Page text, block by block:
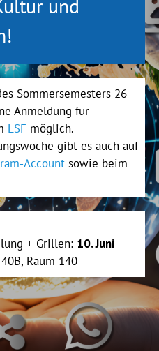
und
Sommersemesters 26
Anmeldung für
LSF möglich.
gibt es auch auf
Account sowie beim
+ Grillen: 10. Juni
Raum 140